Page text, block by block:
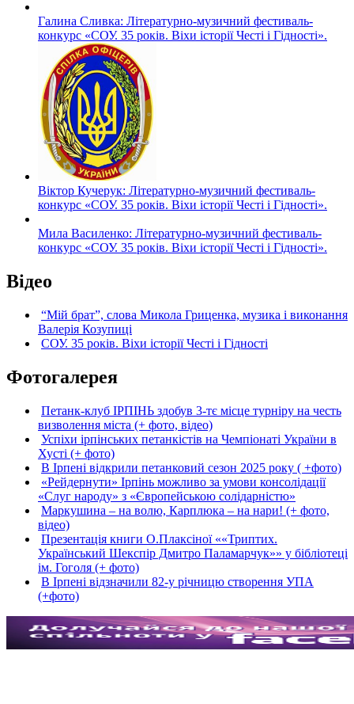
Галина Сливка: Літературно-музичний фестиваль-
конкурс «СОУ. 35 років. Віхи історії Честі і Гідності».
Віктор Кучерук: Літературно-музичний фестиваль-
конкурс «СОУ. 35 років. Віхи історії Честі і Гідності».
Мила Василенко: Літературно-музичний фестиваль-
конкурс «СОУ. 35 років. Віхи історії Честі і Гідності».
Відео
“Мій брат”, слова Микола Гриценка, музика і виконання
Валерія Козупиці
СОУ. 35 років. Віхи історії Честі і Гідності
Фотогалерея
Петанк-клуб ІРПІНЬ здобув 3-тє місце турніру на честь
визволення міста (+ фото, відео)
Успіхи ірпінських петанкістів на Чемпіонаті України в
Хусті (+ фото)
В Ірпені відкрили петанковий сезон 2025 року ( +фото)
«Рейдернути» Ірпінь можливо за умови консолідації
«Слуг народу» з «Європейською солідарністю»
Маркушина – на волю, Карплюка – на нари! (+ фото,
відео)
Презентація книги О.Плаксіної ««Триптих.
Український Шекспір Дмитро Паламарчук»» у бібліотеці
ім. Гоголя (+ фото)
В Ірпені відзначили 82-у річницю створення УПА
(+фото)